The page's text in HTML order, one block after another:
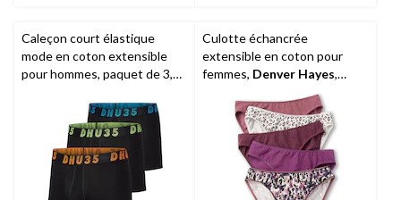
Caleçon court élastique
mode en coton extensible
pour hommes, paquet de 3,
Culotte échancrée
extensible en coton pour
femmes, Denver Hayes,